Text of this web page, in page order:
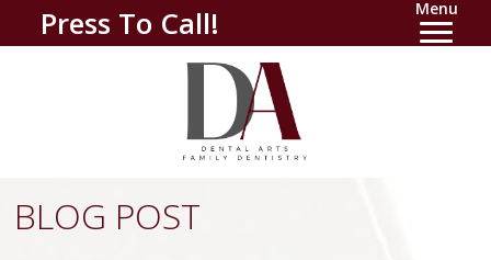
Press To Call! Menu
BLOG POST